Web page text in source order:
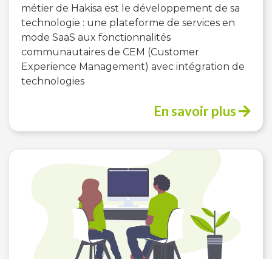
métier de Hakisa est le développement de sa
technologie : une plateforme de services en
mode SaaS aux fonctionnalités
communautaires de CEM (Customer
Experience Management) avec intégration de
technologies
En savoir plus